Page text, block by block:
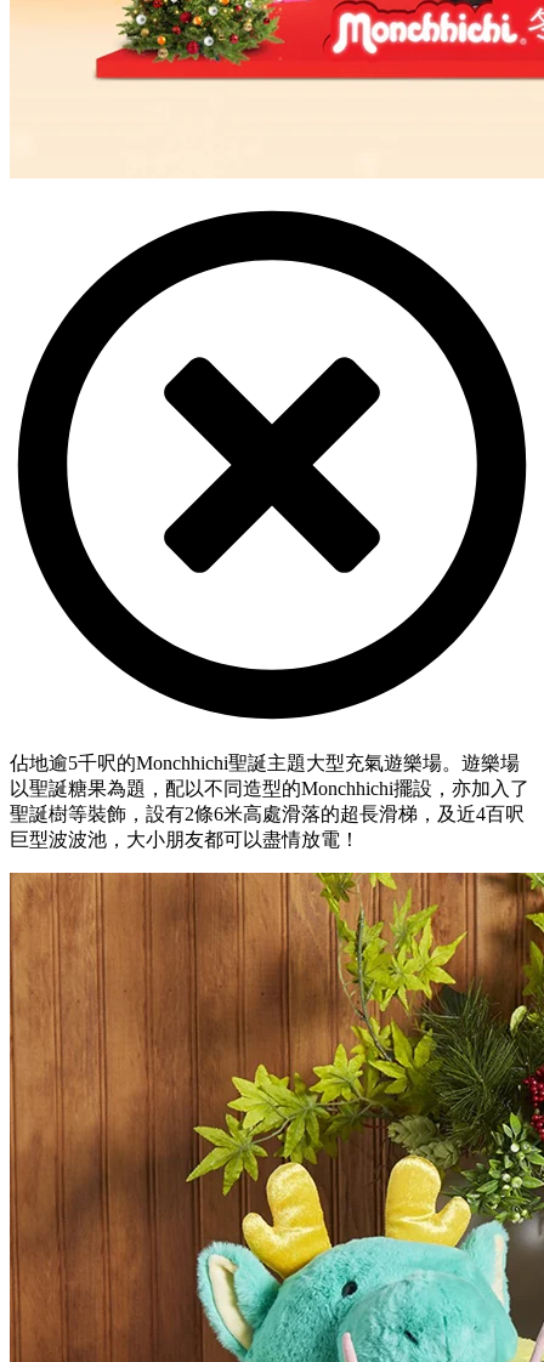
佔地逾5千呎的Monchhichi聖誕主題大型充氣遊樂場。遊樂場
以聖誕糖果為題，配以不同造型的Monchhichi擺設，亦加入了
聖誕樹等裝飾，設有2條6米高處滑落的超長滑梯，及近4百呎
巨型波波池，大小朋友都可以盡情放電！